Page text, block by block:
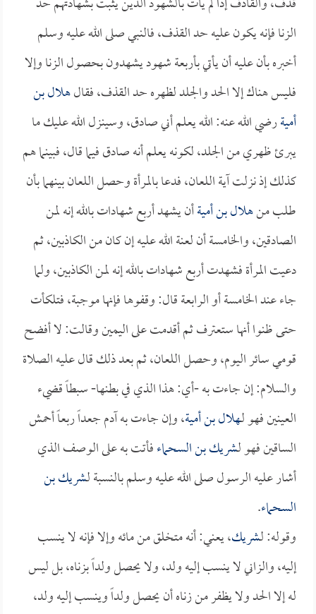
الزنا فإنه يكون عليه حد القذف، فالنبي صلى الله عليه وسلم
أخبره بأن عليه أن يأتي بأربعة شهود يشهدون بحصول الزنا وإلا
فليس هناك إلا الحد والجلد لظهره حد القذف، فقالهلال بن
أميةرضي الله عنه: الله يعلم أني صادق، وسينزل الله عليك ما
يبرئ ظهري من الجلد، لكونه يعلم أنه صادق فيما قال، فبينما هم
كذلك إذ نزلت آية اللعان، فدعا بالمرأة وحصل اللعان بينهما بأن
طلب منهلال بن أميةأن يشهد أربع شهادات بالله إنه لمن
الصادقين، والخامسة أن لعنة الله عليه إن كان من الكاذبين، ثم
دعيت المرأة فشهدت أربع شهادات بالله إنه لمن الكاذبين، ولما
جاء عند الخامسة أو الرابعة قال: وقفوها فإنها موجبة، فتلكأت
حتى ظنوا أنها ستعترف ثم أقدمت على اليمين وقالت: لا أفضح
قومي سائر اليوم، وحصل اللعان، ثم بعد ذلك قال عليه الصلاة
والسلام: إن جاءت به -أي: هذا الذي في بطنها- سبطاً قضيء
العينين فهو لـهلال بن أمية، وإن جاءت به آدم جعداً ربعاً أحمش
الساقين فهو لـشريك بن السحماءفأتت به على الوصف الذي
أشار عليه الرسول صلى الله عليه وسلم بالنسبة لـشريك بن
السحماء.
وقوله: لـشريك، يعني: أنه متخلق من مائه وإلا فإنه لا ينسب
إليه، والزاني لا ينسب إليه ولد، ولا يحصل ولداً بزناه، بل ليس
له إلا الحد ولا يظفر من زناه أن يحصل ولداً وينسب إليه ولد،